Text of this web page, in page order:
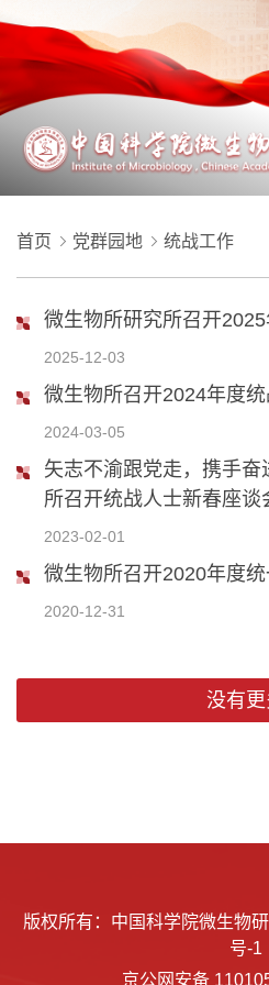
首页 党群园地 统战工作
微生物所研究所召开
2025-12-03
微生物所召开2024年度
2024-03-05
矢志不渝跟党走，携手
所召开统战人士新春座谈
2023-02-01
微生物所召开2020年度
2020-12-31
没有更
版权所有：中国科学院微生物
号-1
京公网安备